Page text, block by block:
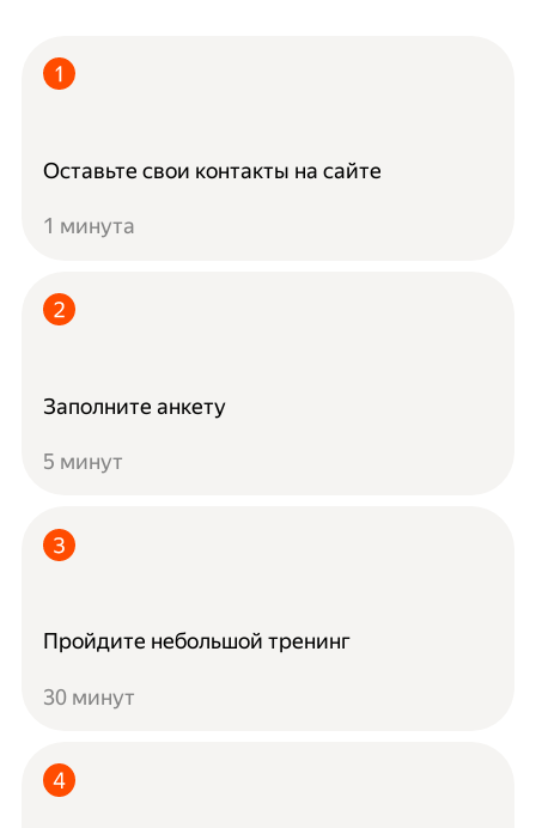
Оставьте свои контакты на сайте
1 минута
Заполните анкету
5 минут
Пройдите небольшой тренинг
30 минут